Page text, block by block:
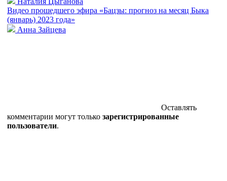
Видео прошедшего эфира «Бацзы: прогноз на месяц Быка
(январь) 2023 года»
Анна Зайцева
Оставлять
комментарии могут только зарегистрированные
пользователи.